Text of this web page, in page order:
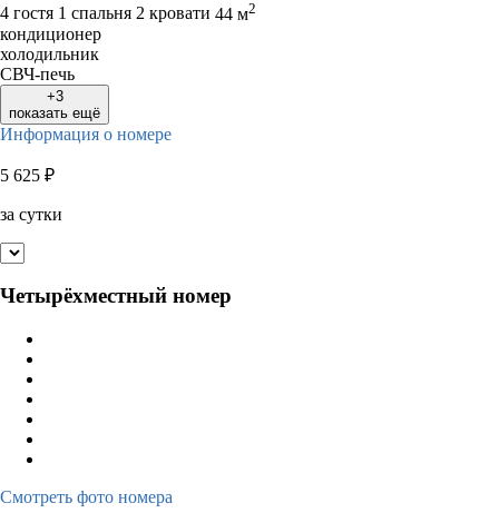
4 гостя 1 спальня 2 кровати 44 м2
кондиционер
холодильник
СВЧ-печь
+3
показать ещё
Информация о номере
5 625 ₽
за сутки
Четырёхместный номер
Смотреть фото номера